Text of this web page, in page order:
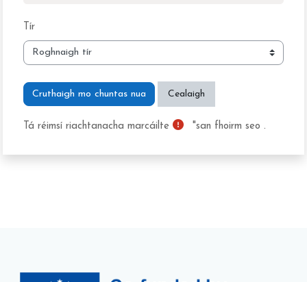
Tír
Tá réimsí riachtanacha marcáilte "san fhoirm seo .